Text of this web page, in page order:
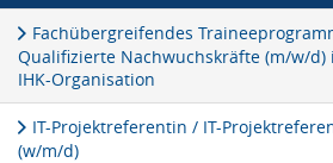
Fachübergreifendes
Qualifizierte Nachwuchskräfte (m/w/d)
IHK-Organisation
IT-Projektreferentin / IT-
(w/m/d)